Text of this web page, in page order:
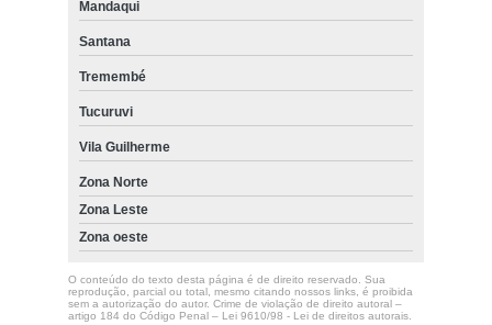
persiana horizontal grande preço Diadema
persiana horizontal imitando madeira Alto de Pinheiros
Mandaqui
Santana
Tremembé
Tucuruvi
Vila Guilherme
Zona Norte
Zona Leste
Zona oeste
O conteúdo do texto desta página é de direito reservado. Sua
reprodução, parcial ou total, mesmo citando nossos links, é proibida
sem a autorização do autor. Crime de violação de direito autoral –
artigo 184 do Código Penal – Lei 9610/98 - Lei de direitos autorais.